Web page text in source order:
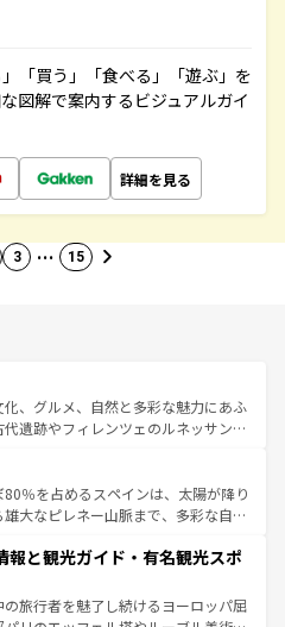
「買う」「食べる」「遊ぶ」を
図解で案内するビジュアルガイ
詳細を見る
3 … 15
、グルメ、自然と多彩な魅力にあふ
代遺跡やフィレンツェのルネッサンス
しい田園風景やアマルフィ海岸の絶
逃せない。観光の合間には、本場の
品のイタリア料理を堪能することも
で、忘れられない旅をしてみよう！
情報は
％を占めるスペインは、太陽が降り
大なピレネー山脈まで、多彩な自然
は、情熱的なフラメンコ、熱気あふ
しいタパスが生活の一部となってい
洗練された雰囲気や、バルセロナの
ら、地方では古代ローマ遺跡や中世
報と観光ガイド・有名観光スポ
旅行者を魅了し続けるヨーロッパ屈